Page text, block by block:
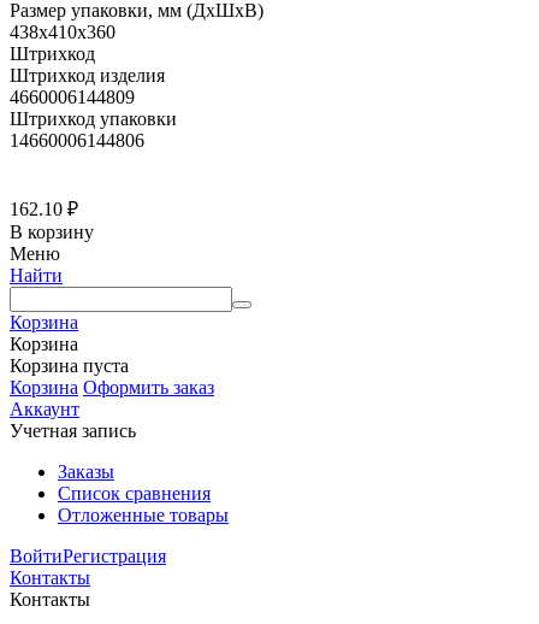
Размер упаковки, мм (ДхШхВ)
438х410х360
Штрихкод
Штрихкод изделия
4660006144809
Штрихкод упаковки
14660006144806
162.10 ₽
В корзину
Меню
Найти
Корзина
Корзина
Корзина пуста
Корзина Оформить заказ
Аккаунт
Учетная запись
Заказы
Список сравнения
Отложенные товары
ВойтиРегистрация
Контакты
Контакты